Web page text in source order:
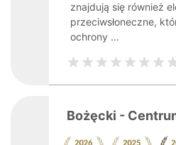
znajdują się również
przeciwsłoneczne,
ochrony ...
Bożęcki -